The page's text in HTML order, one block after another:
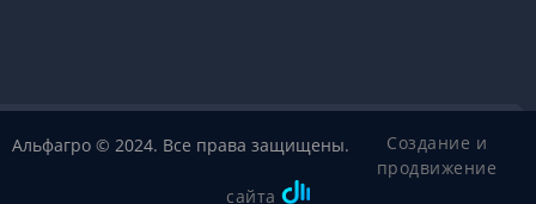
Альфагро © 2024. Все права защищены.
Создание и
продвижение
сайта